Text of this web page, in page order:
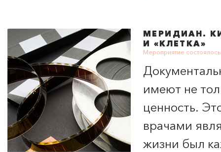
МЕРИДИАН.
И «КЛЕТКА»
Мероприятие
имеют не
ценность.
врачами
жизни был